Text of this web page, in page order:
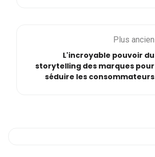
Plus ancien
L'incroyable pouvoir du
storytelling des marques pour
séduire les consommateurs